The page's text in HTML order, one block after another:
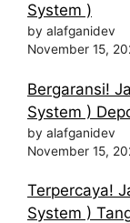
System )
by alafganidev
November 15,
Bergaransi!
System )
by alafganidev
November 15,
Terpercaya!
System )